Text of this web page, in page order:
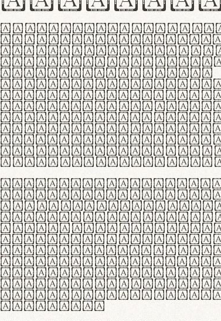
Lorem ipsum dolor
consectetur
Handgloves
proteccio manus
texturae molles et
flexibilitas
Suspendisse
Vestibulum ante
in faucibus orci
ultrices posuere
curae; Praesent
hendrerit diam,
justo interdum
Quisque nec
fabrica gantuum
meminit, ubi
sicut lana merino,
nappa, vel
praecisione
aute irure dolor
reprehenderit in
velit esse cillum
fugiat nulla
id velit ut lectus
faucibus.